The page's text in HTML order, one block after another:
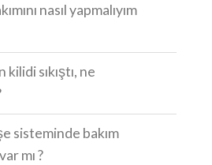
nasıl yapmalıyım
kilidi sıkıştı, ne
sisteminde bakım
mı ?